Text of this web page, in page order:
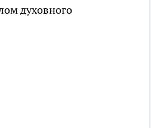
духовного